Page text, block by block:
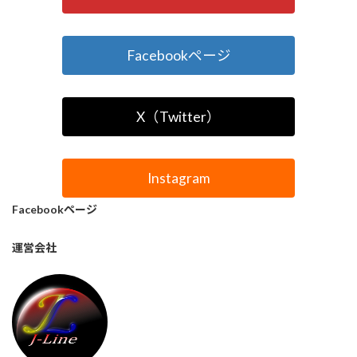
Facebookページ
X（Twitter）
Instagram
Facebookページ
運営会社